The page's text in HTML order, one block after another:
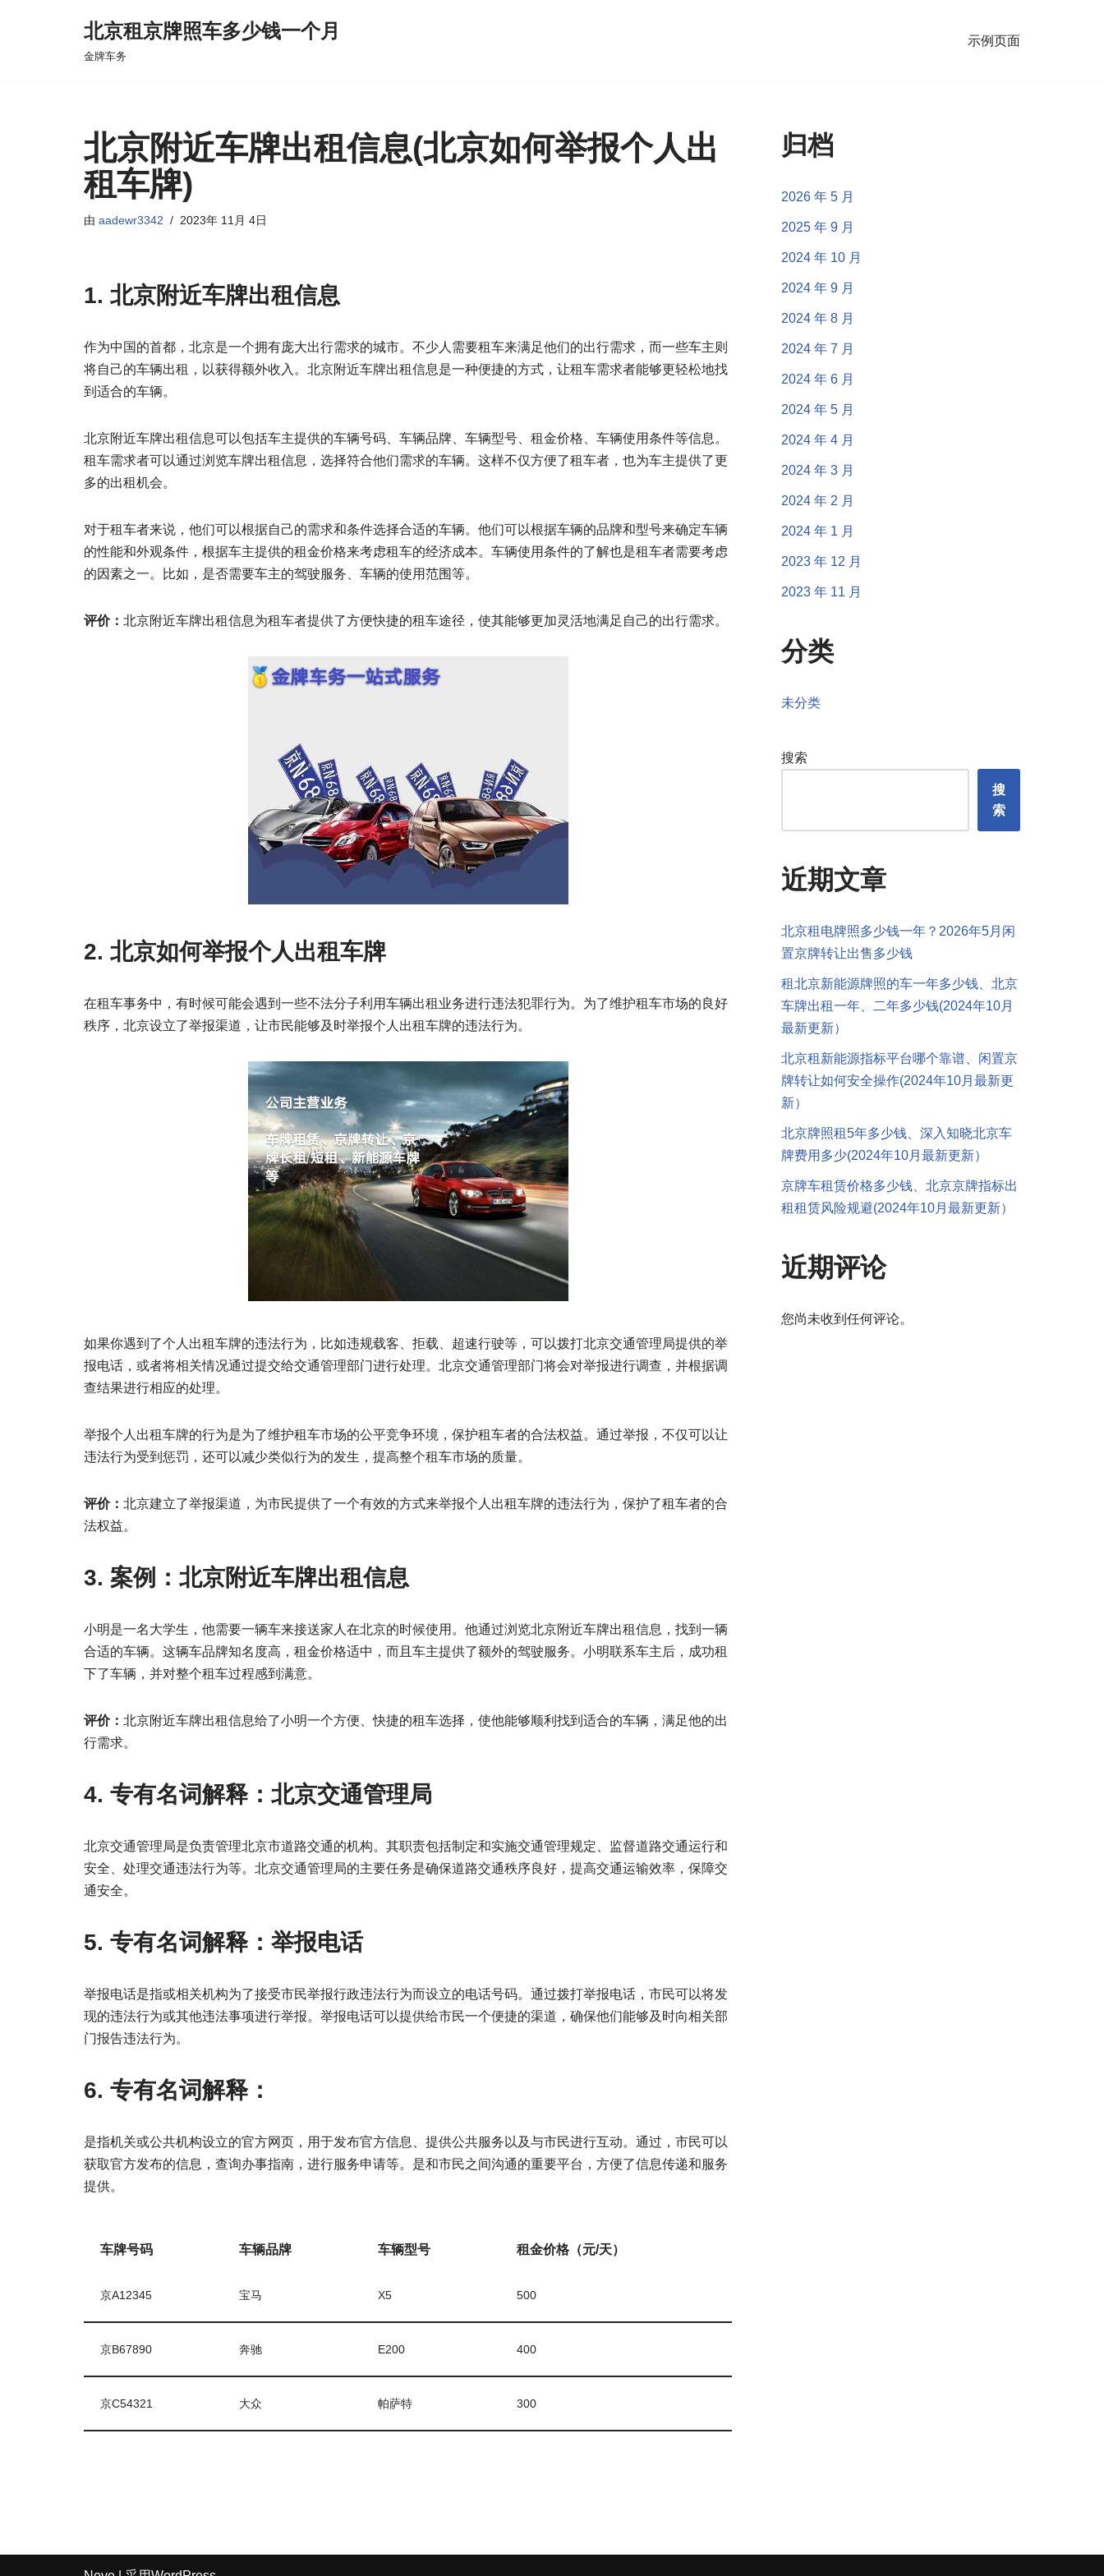
北京租京牌照车多少钱一个月
金牌车务
示例页面
北京附近车牌出租信息(北京如何举报个人出
租车牌)
由 aadewr3342 2023年 11月 4日
1. 北京附近车牌出租信息
作为中国的首都，北京是一个拥有庞大出行需求的城市。不少人需要租车来满足他们的出行需求，而一些车主则
将自己的车辆出租，以获得额外收入。北京附近车牌出租信息是一种便捷的方式，让租车需求者能够更轻松地找
到适合的车辆。
北京附近车牌出租信息可以包括车主提供的车辆号码、车辆品牌、车辆型号、租金价格、车辆使用条件等信息。
租车需求者可以通过浏览车牌出租信息，选择符合他们需求的车辆。这样不仅方便了租车者，也为车主提供了更
多的出租机会。
对于租车者来说，他们可以根据自己的需求和条件选择合适的车辆。他们可以根据车辆的品牌和型号来确定车辆
的性能和外观条件，根据车主提供的租金价格来考虑租车的经济成本。车辆使用条件的了解也是租车者需要考虑
的因素之一。比如，是否需要车主的驾驶服务、车辆的使用范围等。
评价： 北京附近车牌出租信息为租车者提供了方便快捷的租车途径，使其能够更加灵活地满足自己的出行需求。
2. 北京如何举报个人出租车牌
在租车事务中，有时候可能会遇到一些不法分子利用车辆出租业务进行违法犯罪行为。为了维护租车市场的良好
秩序，北京设立了举报渠道，让市民能够及时举报个人出租车牌的违法行为。
如果你遇到了个人出租车牌的违法行为，比如违规载客、拒载、超速行驶等，可以拨打北京交通管理局提供的举
报电话，或者将相关情况通过提交给交通管理部门进行处理。北京交通管理部门将会对举报进行调查，并根据调
查结果进行相应的处理。
举报个人出租车牌的行为是为了维护租车市场的公平竞争环境，保护租车者的合法权益。通过举报，不仅可以让
违法行为受到惩罚，还可以减少类似行为的发生，提高整个租车市场的质量。
评价： 北京建立了举报渠道，为市民提供了一个有效的方式来举报个人出租车牌的违法行为，保护了租车者的合
法权益。
3. 案例：北京附近车牌出租信息
小明是一名大学生，他需要一辆车来接送家人在北京的时候使用。他通过浏览北京附近车牌出租信息，找到一辆
合适的车辆。这辆车品牌知名度高，租金价格适中，而且车主提供了额外的驾驶服务。小明联系车主后，成功租
下了车辆，并对整个租车过程感到满意。
评价： 北京附近车牌出租信息给了小明一个方便、快捷的租车选择，使他能够顺利找到适合的车辆，满足他的出
行需求。
4. 专有名词解释：北京交通管理局
北京交通管理局是负责管理北京市道路交通的机构。其职责包括制定和实施交通管理规定、监督道路交通运行和
安全、处理交通违法行为等。北京交通管理局的主要任务是确保道路交通秩序良好，提高交通运输效率，保障交
通安全。
5. 专有名词解释：举报电话
举报电话是指或相关机构为了接受市民举报行政违法行为而设立的电话号码。通过拨打举报电话，市民可以将发
现的违法行为或其他违法事项进行举报。举报电话可以提供给市民一个便捷的渠道，确保他们能够及时向相关部
门报告违法行为。
6. 专有名词解释：
是指机关或公共机构设立的官方网页，用于发布官方信息、提供公共服务以及与市民进行互动。通过，市民可以
获取官方发布的信息，查询办事指南，进行服务申请等。是和市民之间沟通的重要平台，方便了信息传递和服务
提供。
车牌号码 车辆品牌 车辆型号 租金价格（元/天）
京A12345 宝马 X5 500
京B67890 奔驰 E200 400
京C54321 大众 帕萨特 300
归档
2026 年 5 月
2025 年 9 月
2024 年 10 月
2024 年 9 月
2024 年 8 月
2024 年 7 月
2024 年 6 月
2024 年 5 月
2024 年 4 月
2024 年 3 月
2024 年 2 月
2024 年 1 月
2023 年 12 月
2023 年 11 月
分类
未分类
搜索
搜
索
近期文章
北京租电牌照多少钱一年？2026年5月闲
置京牌转让出售多少钱
租北京新能源牌照的车一年多少钱、北京
车牌出租一年、二年多少钱(2024年10月
最新更新）
北京租新能源指标平台哪个靠谱、闲置京
牌转让如何安全操作(2024年10月最新更
新）
北京牌照租5年多少钱、深入知晓北京车
牌费用多少(2024年10月最新更新）
京牌车租赁价格多少钱、北京京牌指标出
租租赁风险规避(2024年10月最新更新）
近期评论
您尚未收到任何评论。